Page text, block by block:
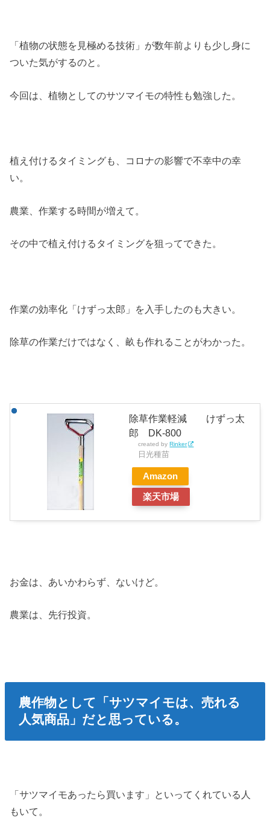
「植物の状態を見極める技術」が数年前よりも少し身に
ついた気がするのと。
今回は、植物としてのサツマイモの特性も勉強した。
植え付けるタイミングも、コロナの影響で不幸中の幸
い。
農業、作業する時間が増えて。
その中で植え付けるタイミングを狙ってできた。
作業の効率化「けずっ太郎」を入手したのも大きい。
除草の作業だけではなく、畝も作れることがわかった。
除草作業軽減 けずっ太
郎 DK-800
created byRinker
日光種苗
Amazon
楽天市場
お金は、あいかわらず、ないけど。
農業は、先行投資。
農作物として「サツマイモは、売れる
人気商品」だと思っている。
「サツマイモあったら買います」といってくれている人
もいて。